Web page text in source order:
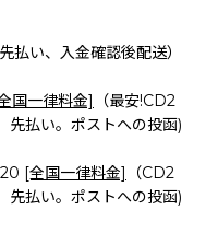
払い、入金確認後配送）
国一律料金]
（最安!CD2
先払い。ポストへの投函)
[全国一律料金]
（CD2
先払い。ポストへの投函)